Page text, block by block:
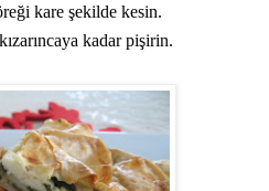
kare şekilde kesin.
kadar pişirin.